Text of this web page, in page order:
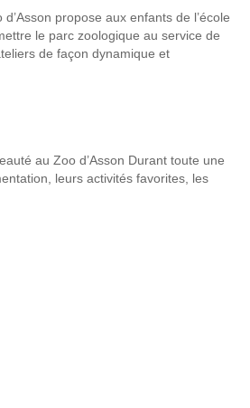
propose aux enfants de l’école
le parc zoologique au service de
de façon dynamique et
au Zoo d’Asson Durant toute une
leurs activités favorites, les